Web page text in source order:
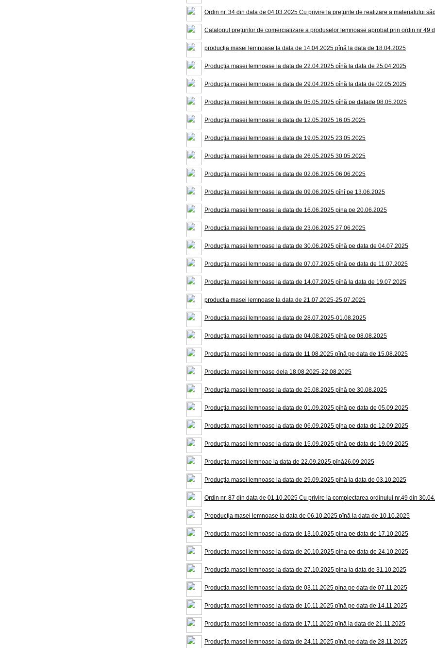
Ordin nr. 34 din data de 04.03.2025 Cu privire la prețurile de realizare a materialului
Catalogul prețurilor de comercializare a produselor lemnoase aprobat prin ordin nr 49
producția masei lemnoase la data de 14.04.2025 pînă la data de 18.04.2025
Producția masei lemnoase la data de 22.04.2025 pînă la data de 25.04.2025
Producția masei lemnoase la data de 29.04.2025 pînă la data de 02.05.2025
Producția masei lemnoase la data de 05.05.2025 pînă pe datade 08.05.2025
Producția masei lemnoase la data de 12.05.2025 16.05.2025
Producția masei lemnoase la data de 19.05.2025 23.05.2025
Producția masei lemnoase la data de 26.05.2025 30.05.2025
Producția masei lemnoase la data de 02.06.2025 06.06.2025
Producția masei lemnoase la data de 09.06.2025 pînî pe 13.06.2025
Productia masei lemnoase la data de 16.06.2025 pina pe 20.06.2025
Productia masei lemnoase la data de 23.06.2025 27.06.2025
Producția masei lemnoase la data de 30.06.2025 pînă pe data de 04.07.2025
Producția masei lemnoase la data de 07.07.2025 pînă pe data de 11.07.2025
Producția masei lemnoase la data de 14.07.2025 pînă la data de 19.07.2025
productia masei lemnoase la data de 21.07.2025-25.07.2025
Productia masei lemnoase la data de 28.07.2025-01.08.2025
Producția masei lemnoase la data de 04.08.2025 pînă pe 08.08.2025
Producția masei lemnoase la data de 11.08.2025 pînă pe data de 15.08.2025
Productia masei lemnoase dela 18.08.2025-22.08.2025
Producția masei lemnoase la data de 25.08.2025 pînă pe 30.08.2025
Producția masei lemnoase la data de 01.09.2025 pînă pe data de 05.09.2025
Productia masei lemnoase la data de 06.09.2025 p[na pe data de 12.09.2025
Producția masei lemnoase la data de 15.09.2025 pînă pe data de 19.09.2025
Producția masei lemnoae la data de 22.09.2025 pînă26.09.2025
Producția masei lemnoase la data de 29.09.2025 pînă la data de 03.10.2025
Ordin nr. 87 din data de 01.10.2025 Cu privire la complectarea ordinului nr.49 din
Propducția masei lemnoase la data de 06.10.2025 pînă la data de 10.10.2025
Productia masei lemnoase la data de 13.10.2025 pina pe data de 17.10.2025
Productia masei lemnoase la data de 20.10.2025 pina pe data de 24.10.2025
Productia masei lemnoase la data de 27.10.2025 pina la data de 31.10.2025
Productia masei lemnoase la data de 03.11.2025 pina pe data de 07.11.2025
Producția masei lemnoase la data de 10.11.2025 pînă pe data de 14.11.2025
Producția masei lemnoase la data de 17.11.2025 pînă la data de 21.11.2025
Producția masei lemnoase la data de 24.11.2025 pînă pe data de 28.11.2025